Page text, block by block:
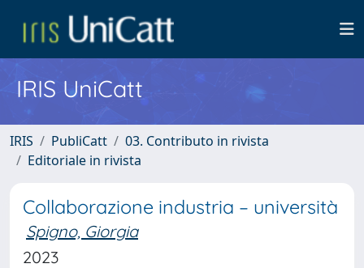
IRIS UniCatt
IRIS PubliCatt
03. Contributo in rivista
Editoriale in rivista
Collaborazione industria – università
Spigno, Giorgia
2023